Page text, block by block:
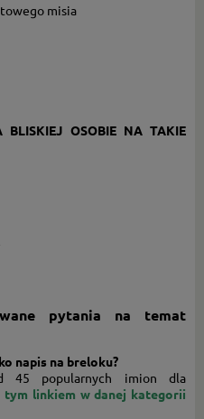
misia
BLISKIEJ OSOBIE NA TAKIE
pytania na temat
napis na breloku?
45 popularnych imion dla
tym linkiem w danej kategorii